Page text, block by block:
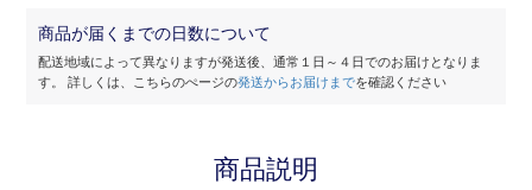
商品が届くまでの日数について
配送地域によって異なりますが発送後、通常１日～４日でのお届けとなりま
す。
詳しくは、こちらのぺージの発送からお届けまでを確認ください
商品説明